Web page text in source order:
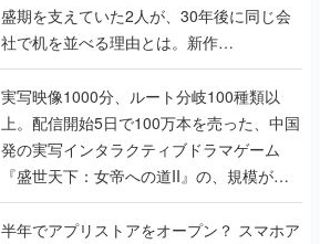
盛期を支えていた2人が、30年後に同じ会
社で机を並べる理由とは。新作
『TATSUJIN EXTREME』で初タッグを組
んだレジェンド2人に訊く開発秘話
実写映像1000分、ルート分岐100種類以
上。配信開始5日で100万本を売った、中国
発の実写インタラクティブドラマゲーム
『盛世天下：女帝への道II』の、規模が違
うこだわりをプロデューサーに聞いた
半年でアプリストアをオープン？ スマホア